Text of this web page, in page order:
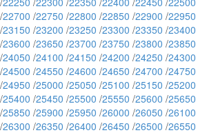
/22700 /22750 /22800 /22850 /22900 /22950
/23150 /23200 /23250 /23300 /23350 /23400
/23600 /23650 /23700 /23750 /23800 /23850
/24050 /24100 /24150 /24200 /24250 /24300
/24500 /24550 /24600 /24650 /24700 /24750
/24950 /25000 /25050 /25100 /25150 /25200
/25400 /25450 /25500 /25550 /25600 /25650
/25850 /25900 /25950 /26000 /26050 /26100
/26300 /26350 /26400 /26450 /26500 /26550